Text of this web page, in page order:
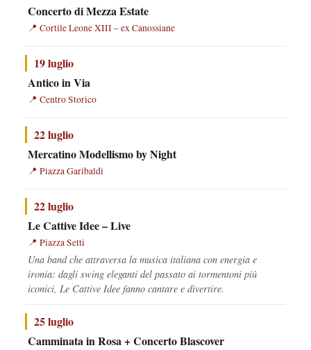
Concerto di Mezza Estate
Cortile Leone XIII – ex Canossiane
19 luglio
Antico in Via
Centro Storico
22 luglio
Mercatino Modellismo by Night
Piazza Garibaldi
22 luglio
Le Cattive Idee – Live
Piazza Setti
Una band che attraversa la musica italiana con energia e
ironia: dagli swing eleganti del passato ai tormentoni più
iconici, Le Cattive Idee fanno cantare e divertire.
25 luglio
Camminata in Rosa + Concerto Blascover